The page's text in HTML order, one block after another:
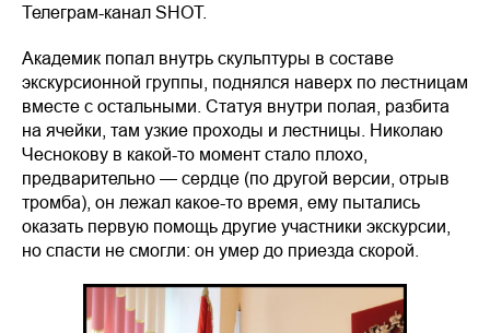
Телеграм-канал SHOT.
Академик попал внутрь скульптуры в составе
экскурсионной группы, поднялся наверх по лестницам
вместе с остальными. Статуя внутри полая, разбита
на ячейки, там узкие проходы и лестницы. Николаю
Чеснокову в какой-то момент стало плохо,
предварительно — сердце (по другой версии, отрыв
тромба), он лежал какое-то время, ему пытались
оказать первую помощь другие участники экскурсии,
но спасти не смогли: он умер до приезда скорой.